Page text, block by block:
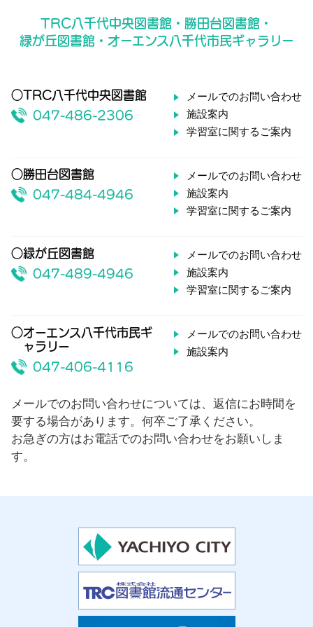
TRC八千代中央図書館・勝田台図書館・
緑が丘図書館・オーエンス八千代市民ギャラリー
○TRC八千代中央図書館
047-486-2306
メールでのお問い合わせ
施設案内
学習室に関するご案内
○勝田台図書館
047-484-4946
メールでのお問い合わせ
施設案内
学習室に関するご案内
○緑が丘図書館
047-489-4946
メールでのお問い合わせ
施設案内
学習室に関するご案内
○オーエンス八千代市民ギ
ャラリー
047-406-4116
メールでのお問い合わせ
施設案内
メールでのお問い合わせについては、返信にお時間を
要する場合があります。何卒ご了承ください。
お急ぎの方はお電話でのお問い合わせをお願いしま
す。